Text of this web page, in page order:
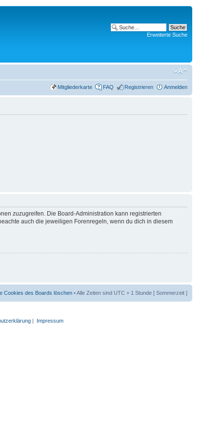
Erweiterte Suche
Mitgliederkarte FAQ Registrieren Anmelden
zuzugreifen. Die Board-Administration kann registrierten
auch die jeweiligen Forenregeln, wenn du dich in diesem
Cookies des Boards löschen • Alle Zeiten sind UTC + 1 Stunde [ Sommerzeit ]
| Impressum